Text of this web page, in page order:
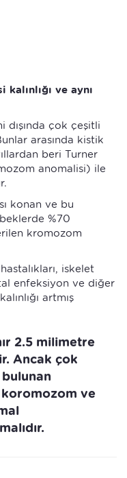
ve aynı
dışında çok çeşitli
arasında kistik
beri Turner
anomalisi) ile
konan ve bu
%70
kromozom
iskelet
enfeksiyon ve diğer
artmış
2.5 milimetre
Ancak çok
ve